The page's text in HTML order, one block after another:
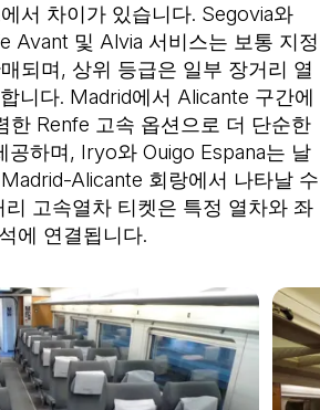
서 차이가 있습니다. Segovia와
Avant 및 Alvia 서비스는 보통 지정
되며, 상위 등급은 일부 장거리 열
니다. Madrid에서 Alicante 구간에
한 Renfe 고속 옵션으로 더 단순한
공하며, Iryo와 Ouigo Espana는 날
Alicante 회랑에서 나타날 수
고속열차 티켓은 특정 열차와 좌
석에 연결됩니다.